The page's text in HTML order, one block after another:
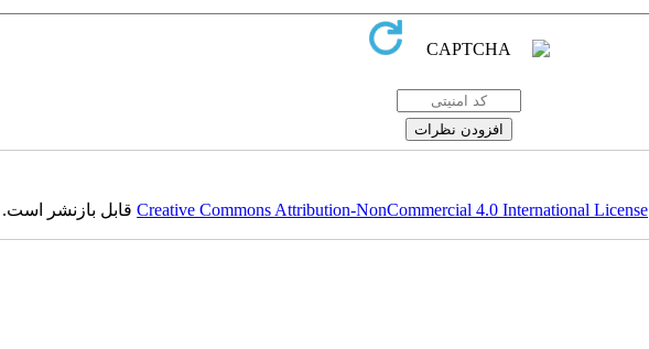
Creative Commons Attribution-NonCommercial 4.0 International Licenseقابل بازنشر است.